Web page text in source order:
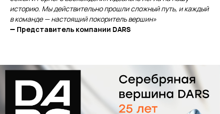
историю. Мы действительно прошли сложный путь, и каждый
в команде — настоящий покоритель вершин»
— Представитель компании DARS